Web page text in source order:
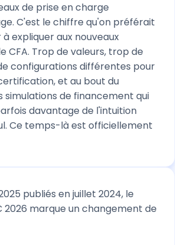
de prise en charge
C'est le chiffre qu'on préférait
expliquer aux nouveaux
CFA. Trop de valeurs, trop de
configurations différentes pour
et au bout du
simulations de financement qui
davantage de l'intuition
Ce temps-là est officiellement
publiés en juillet 2024, le
2026 marque un changement de